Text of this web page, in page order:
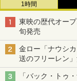
1時間
東映の歴代オー
旬発売
金ロー「ナウシ
送のフリーレン
「バック・トゥ